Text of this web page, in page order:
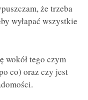
że trzeba
wyłapać wszystkie
wokół tego czym
co) oraz czy jest